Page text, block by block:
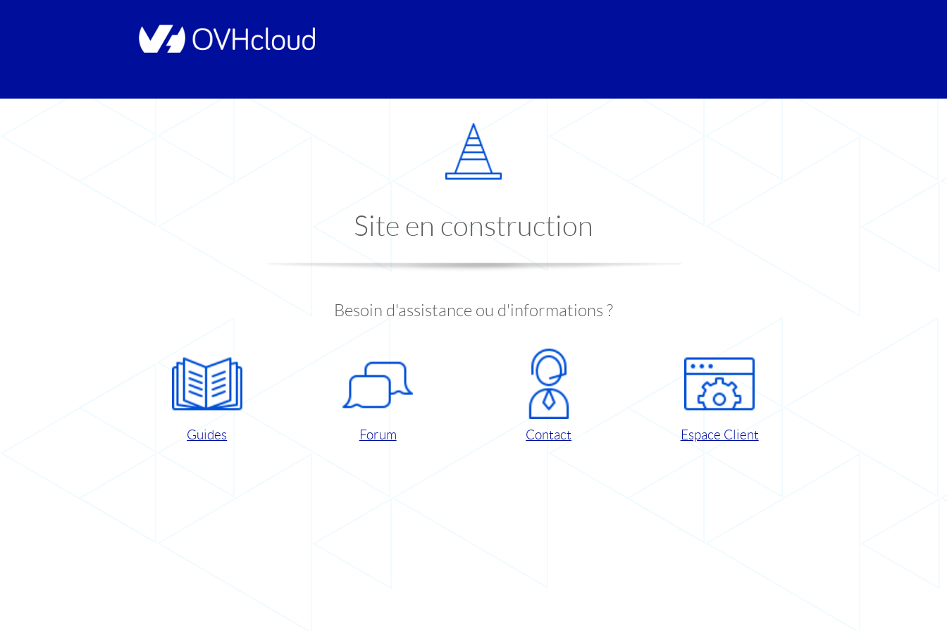
Site en construction
Besoin d'assistance ou d'informations ?
Guides Forum Contact Espace Client